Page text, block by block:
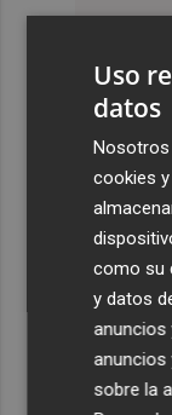
Uso
datos
cookies
como su
y datos
anuncios
anuncios
sobre la